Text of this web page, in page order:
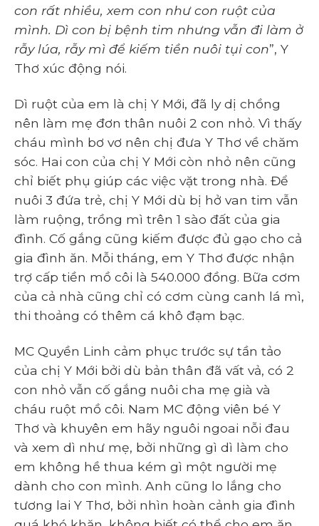
con rất nhiều, xem con như con ruột của
mình. Dì con bị bệnh tim nhưng vẫn đi làm ở
rẫy lúa, rẫy mì để kiếm tiền nuôi tụi con”, Y
Thơ xúc động nói.
Dì ruột của em là chị Y Mới, đã ly dị chồng
nên làm mẹ đơn thân nuôi 2 con nhỏ. Vì thấy
cháu mình bơ vơ nên chị đưa Y Thơ về chăm
sóc. Hai con của chị Y Mới còn nhỏ nên cũng
chỉ biết phụ giúp các việc vặt trong nhà. Để
nuôi 3 đứa trẻ, chị Y Mới dù bị hở van tim vẫn
làm ruộng, trồng mì trên 1 sào đất của gia
đình. Cố gắng cũng kiếm được đủ gạo cho cả
gia đình ăn. Mỗi tháng, em Y Thơ được nhận
trợ cấp tiền mồ côi là 540.000 đồng. Bữa cơm
của cả nhà cũng chỉ có cơm cùng canh lá mì,
thi thoảng có thêm cá khô đạm bạc.
MC Quyền Linh cảm phục trước sự tần tảo
của chị Y Mới bởi dù bản thân đã vất vả, có 2
con nhỏ vẫn cố gắng nuôi cha mẹ già và
cháu ruột mồ côi. Nam MC động viên bé Y
Thơ và khuyên em hãy nguôi ngoai nỗi đau
và xem dì như mẹ, bởi những gì dì làm cho
em không hề thua kém gì một người mẹ
dành cho con mình. Anh cũng lo lắng cho
tương lai Y Thơ, bởi nhìn hoàn cảnh gia đình